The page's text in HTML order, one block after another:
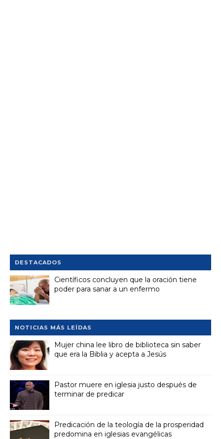
DESTACADOS
Científicos concluyen que la oración tiene
poder para sanar a un enfermo
NOTICIAS MÁS LEÍDAS
Mujer china lee libro de biblioteca sin saber
que era la Biblia y acepta a Jesús
Pastor muere en iglesia justo después de
terminar de predicar
Predicación de la teología de la prosperidad
predomina en iglesias evangélicas